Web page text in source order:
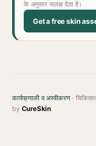
के अनुसार सलाह देता है।
Get a free skin
कार्यप्रणाली व अस्वीकरण·
by CureSkin.